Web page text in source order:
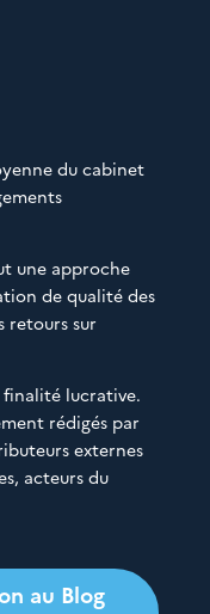
du cabinet
une approche
de qualité des
retours sur
finalité lucrative.
rédigés par
externes
acteurs du
au Blog